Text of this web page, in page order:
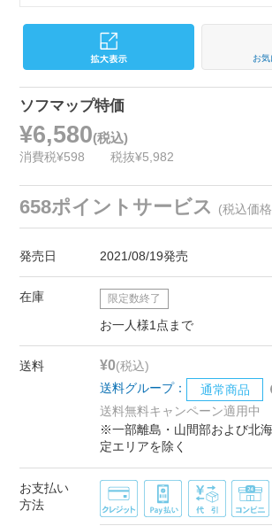
お気
ソフマップ特価
¥6,580(税込)
消費税¥598 税抜¥5,982
658ポイントサービス (税込価
発売日 2021/08/19発売
在庫 限定数終了
お一人様1点まで
送料 ¥0(税込)
送料グループ：
通常商品
送料無料キャンペーン適用中
※一部離島・山間部および北
定エリアを除く
お支払い
方法